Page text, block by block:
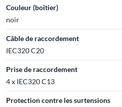
Couleur (boîtier)
noir
Câble de raccordement
IEC320 C20
Prise de raccordement
4 x IEC320 C13
Protection contre les surtensions